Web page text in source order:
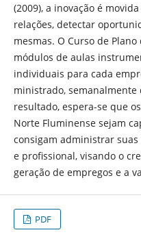
(2009), a inovação é
relações, detectar
mesmas. O Curso de
módulos de aulas
individuais para cada
ministrado, semanalmente
resultado, espera-se que
Norte Fluminense sejam
consigam administrar
e profissional, visando o
geração de empregos e a
PDF